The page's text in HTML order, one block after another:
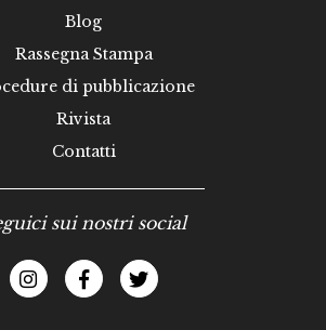
Blog
Rassegna Stampa
di pubblicazione
Rivista
Contatti
sui nostri social